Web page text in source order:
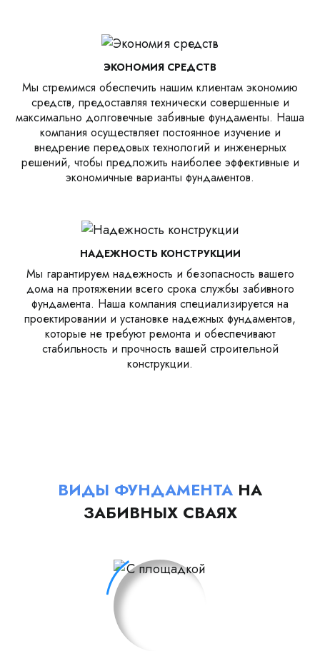
ЭКОНОМИЯ СРЕДСТВ
Мы стремимся обеспечить нашим клиентам экономию
средств, предоставляя технически совершенные и
максимально долговечные забивные фундаменты. Наша
компания осуществляет постоянное изучение и
внедрение передовых технологий и инженерных
решений, чтобы предложить наиболее эффективные и
экономичные варианты фундаментов.
НАДЕЖНОСТЬ КОНСТРУКЦИИ
Мы гарантируем надежность и безопасность вашего
дома на протяжении всего срока службы забивного
фундамента. Наша компания специализируется на
проектировании и установке надежных фундаментов,
которые не требуют ремонта и обеспечивают
стабильность и прочность вашей строительной
конструкции.
ВИДЫ ФУНДАМЕНТА НА
ЗАБИВНЫХ СВАЯХ